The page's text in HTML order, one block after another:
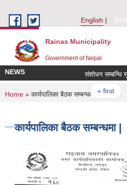
English
नेपाली
Rainas Municipality
Government of Nepal
NEWS
Pages
« first
You are here
Home » कार्यपालिका बैठक सम्बन्धमा |
कार्यपालिका बैठक सम्बन्धमा |